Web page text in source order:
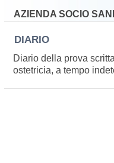
AZIENDA SOCIO
DIARIO
Diario della prova
ostetricia, a tempo